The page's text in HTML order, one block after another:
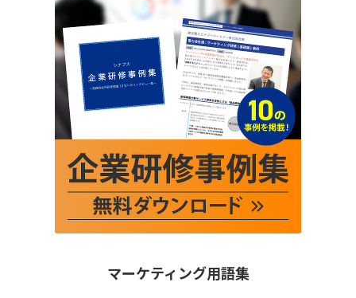
マーケティング用語集